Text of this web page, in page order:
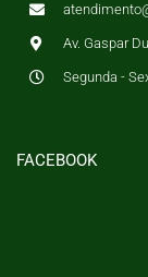
Av. Gaspar
Segunda -
FACEBOOK